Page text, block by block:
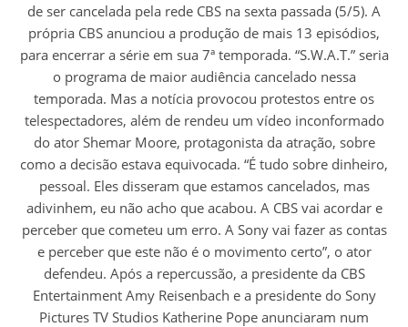
de ser cancelada pela rede CBS na sexta passada (5/5). A
própria CBS anunciou a produção de mais 13 episódios,
para encerrar a série em sua 7ª temporada. “S.W.A.T.” seria
o programa de maior audiência cancelado nessa
temporada. Mas a notícia provocou protestos entre os
telespectadores, além de rendeu um vídeo inconformado
do ator Shemar Moore, protagonista da atração, sobre
como a decisão estava equivocada. “É tudo sobre dinheiro,
pessoal. Eles disseram que estamos cancelados, mas
adivinhem, eu não acho que acabou. A CBS vai acordar e
perceber que cometeu um erro. A Sony vai fazer as contas
e perceber que este não é o movimento certo”, o ator
defendeu. Após a repercussão, a presidente da CBS
Entertainment Amy Reisenbach e a presidente do Sony
Pictures TV Studios Katherine Pope anunciaram num